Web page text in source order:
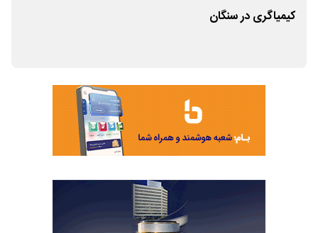
کیمیاگری در سنگان